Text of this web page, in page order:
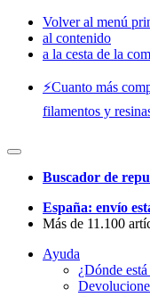
Volver al menú
al contenido
a la cesta de la
⚡️Cuanto más
filamentos y
Buscador de
España: envío
Más de 11.100
Ayuda
¿Dónde